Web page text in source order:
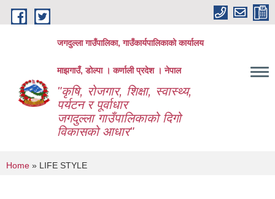
Skip to main content
जगदुल्ला गाउँपालिका, गाउँकार्यपालिकाको कार्यालय
माझगाउँ, डोल्पा । कर्णाली प्रदेश । नेपाल
"कृषि, रोजगार, शिक्षा, स्वास्थ्य,
पर्यटन र पूर्वाधार
जगदुल्ला गाउँपालिकाको दिगो
विकासको आधार"
You are here
Home » LIFE STYLE